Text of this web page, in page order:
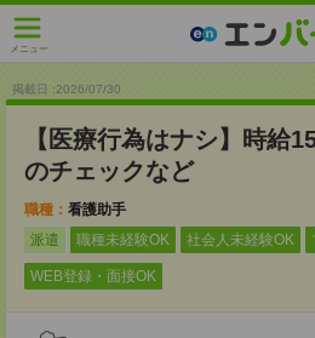
メニュー
掲載日 :2026/07/30
【医療行為はナシ】時給
のチェックなど
職種： 看護助手
派遣
職種未経験OK 社会人未経験OK
WEB登録・面接OK